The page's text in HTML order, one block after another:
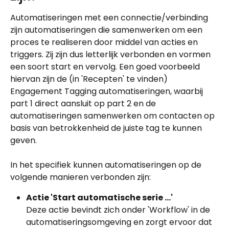
Automatiseringen met een connectie/verbinding
zijn automatiseringen die samenwerken om een
proces te realiseren door middel van acties en
triggers. Zij zijn dus letterlijk verbonden en vormen
een soort start en vervolg. Een goed voorbeeld
hiervan zijn de (in 'Recepten' te vinden)
Engagement Tagging automatiseringen, waarbij
part 1 direct aansluit op part 2 en de
automatiseringen samenwerken om contacten op
basis van betrokkenheid de juiste tag te kunnen
geven.
In het specifiek kunnen automatiseringen op de
volgende manieren verbonden zijn:
Actie 'Start automatische serie ...'
Deze actie bevindt zich onder 'Workflow' in de
automatiseringsomgeving en zorgt ervoor dat